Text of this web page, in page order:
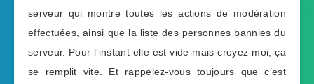
serveur qui montre toutes les actions de modération
effectuées, ainsi que la liste des personnes bannies du
serveur. Pour l’instant elle est vide mais croyez-moi, ça
se remplit vite. Et rappelez-vous toujours que c’est